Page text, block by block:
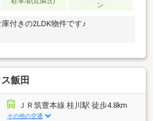
ン
付きの2LDK物件です♪
飯田
ＪＲ筑豊本線 桂川駅 徒歩4.8km
その他の交通